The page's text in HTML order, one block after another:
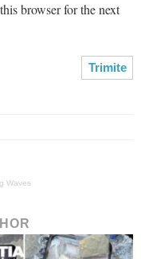
browser for the next
Waves